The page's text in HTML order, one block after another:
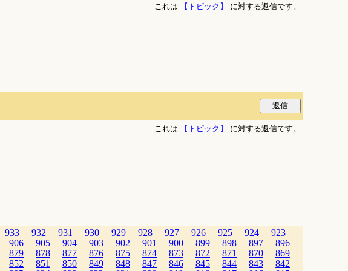
これは
【トピック】 に対する返信です。
これは
【トピック】 に対する返信です。
933 932 931 930 929 928 927 926 925 924
923
906 905 904 903 902 901 900 899 898 897
896
879 878 877 876 875 874 873 872 871 870
869
852 851 850 849 848 847 846 845 844 843
842